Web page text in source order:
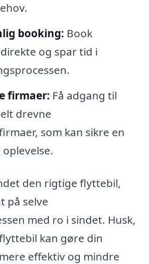
booking: Book
og spar tid i
firmaer: Få adgang til
drevne
som kan sikre en
den rigtige flyttebil,
på selve
med ro i sindet. Husk,
kan gøre din
effektiv og mindre